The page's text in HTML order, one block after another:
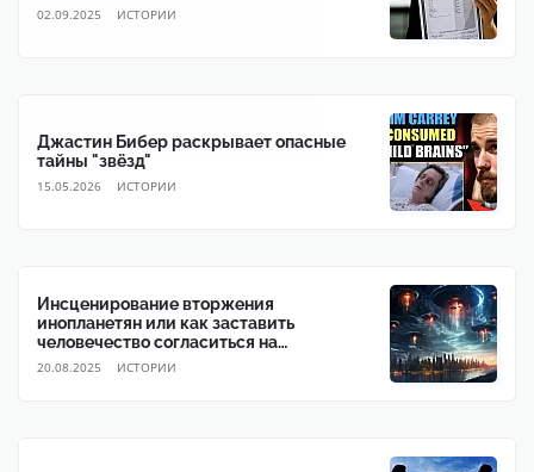
02.09.2025 ИСТОРИИ
Джастин Бибер раскрывает опасные
тайны "звёзд"
15.05.2026 ИСТОРИИ
Инсценирование вторжения
инопланетян или как заставить
человечество согласиться на
глобальное правительство
20.08.2025 ИСТОРИИ